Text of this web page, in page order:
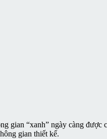
gian “xanh” ngày càng được
gian thiết kế.